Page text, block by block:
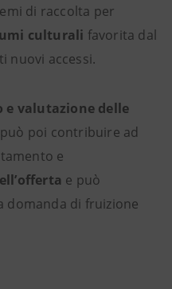
di raccolta per
culturali favorita dal
nuovi accessi.
e valutazione delle
può poi contribuire ad
e
e può
domanda di fruizione